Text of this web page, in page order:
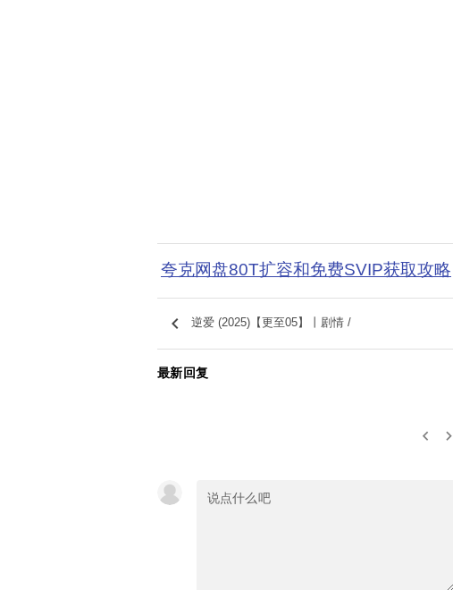
夸克网盘80T扩容和免费SVIP获取攻略
keyboard_arrow_left 逆爱 (2025)【更至05】丨剧情 /
最新回复
keyboard_arrow_left keyboard_arrow_right